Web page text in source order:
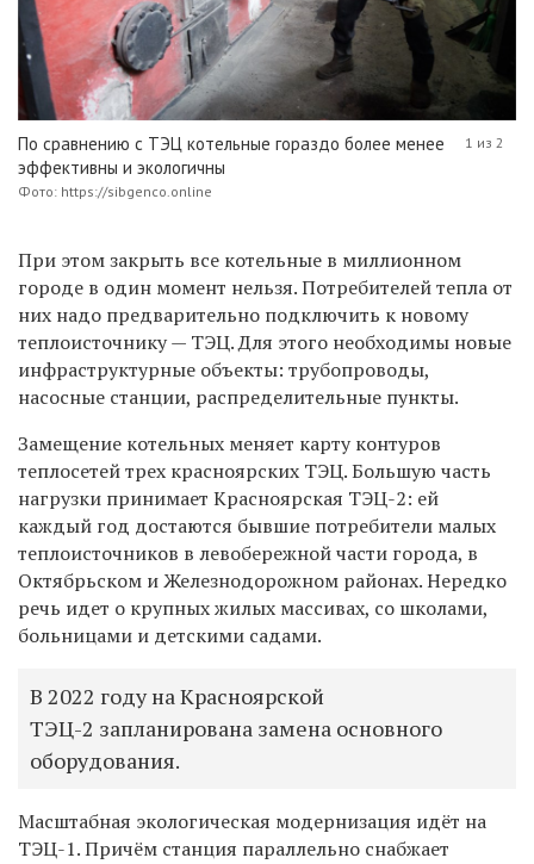
По сравнению с ТЭЦ котельные гораздо более менее
эффективны и экологичны
Фото: https://sibgenco.online
1 из 2
При этом закрыть все котельные в миллионном
городе в один момент нельзя. Потребителей тепла от
них надо предварительно подключить к новому
теплоисточнику — ТЭЦ. Для этого необходимы новые
инфраструктурные объекты: трубопроводы,
насосные станции, распределительные пункты.
Замещение котельных меняет карту контуров
теплосетей трех красноярских ТЭЦ. Большую часть
нагрузки принимает Красноярская ТЭЦ-2: ей
каждый год достаются бывшие потребители малых
теплоисточников в левобережной части города, в
Октябрьском и Железнодорожном районах. Нередко
речь идет о крупных жилых массивах, со школами,
больницами и детскими садами.
В 2022 году на Красноярской
ТЭЦ-2 запланирована замена основного
оборудования.
Масштабная экологическая модернизация идёт на
ТЭЦ-1. Причём станция параллельно снабжает